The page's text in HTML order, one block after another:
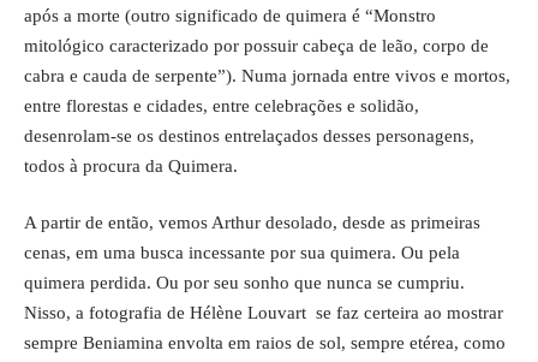
após a morte (outro significado de quimera é “Monstro
mitológico caracterizado por possuir cabeça de leão, corpo de
cabra e cauda de serpente”). Numa jornada entre vivos e mortos,
entre florestas e cidades, entre celebrações e solidão,
desenrolam-se os destinos entrelaçados desses personagens,
todos à procura da Quimera.
A partir de então, vemos Arthur desolado, desde as primeiras
cenas, em uma busca incessante por sua quimera. Ou pela
quimera perdida. Ou por seu sonho que nunca se cumpriu.
Nisso, a fotografia de Hélène Louvart se faz certeira ao mostrar
sempre Beniamina envolta em raios de sol, sempre etérea, como